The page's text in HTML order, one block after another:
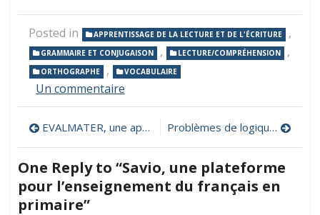
Posted in APPRENTISSAGE DE LA LECTURE ET DE L'ÉCRITURE ,
GRAMMAIRE ET CONJUGAISON , LECTURE/COMPRÉHENSION ,
ORTHOGRAPHE , VOCABULAIRE
Un commentaire
plateforme
pour
l’enseignement
du
français
Navigation
de
l’article
EVALMATER, une application pour gérer ses ateliers et évaluer les élèves Problèmes de logique junior
One Reply to “Savio, une plateforme
pour l’enseignement du français en
primaire”